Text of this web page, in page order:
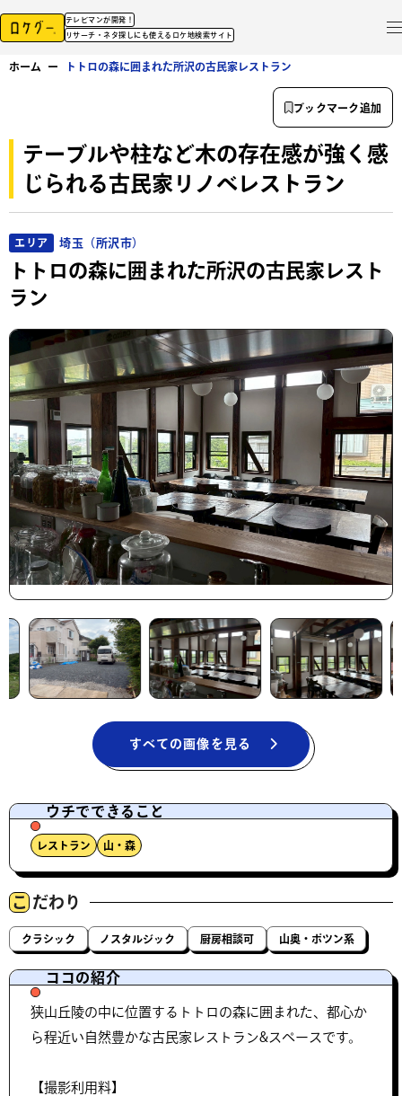
テレビマンが開発！
リサーチ・ネタ探しにも使えるロケ地検索サイト
ホーム ー トトロの森に囲まれた所沢の古民家レストラン
テーブルや柱など木の存在感が強く感
じられる古民家リノベレストラン
エリア 埼玉（所沢市）
トトロの森に囲まれた所沢の古民家レスト
ラン
すべての画像を見る
ウチでできること
レストラン 山・森
こ だわり
クラシック ノスタルジック 厨房相談可 山奥・ポツン系
ココの紹介
狭山丘陵の中に位置するトトロの森に囲まれた、都心か
ら程近い自然豊かな古民家レストラン&スペースです。
【撮影利用料】
ブックマーク追加